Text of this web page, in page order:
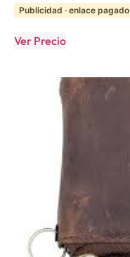
Publicidad · enlace pagado
Ver Precio